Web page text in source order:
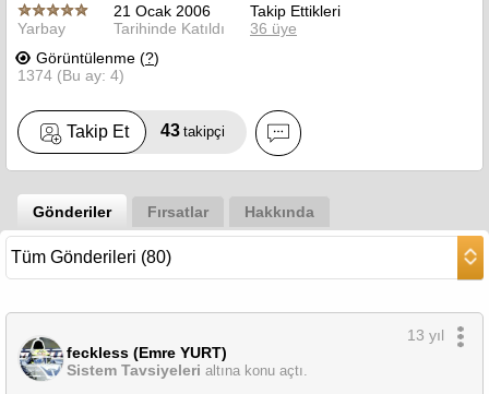
Yarbay
21 Ocak 2006
Tarihinde Katıldı
Takip Ettikleri
36 üye
Görüntülenme (?)
1374 (Bu ay: 4)
Takip Et 43 takipçi
Gönderiler Fırsatlar Hakkında
feckless (Emre YURT)
Sistem Tavsiyeleri altına konu açtı.
13 yıl